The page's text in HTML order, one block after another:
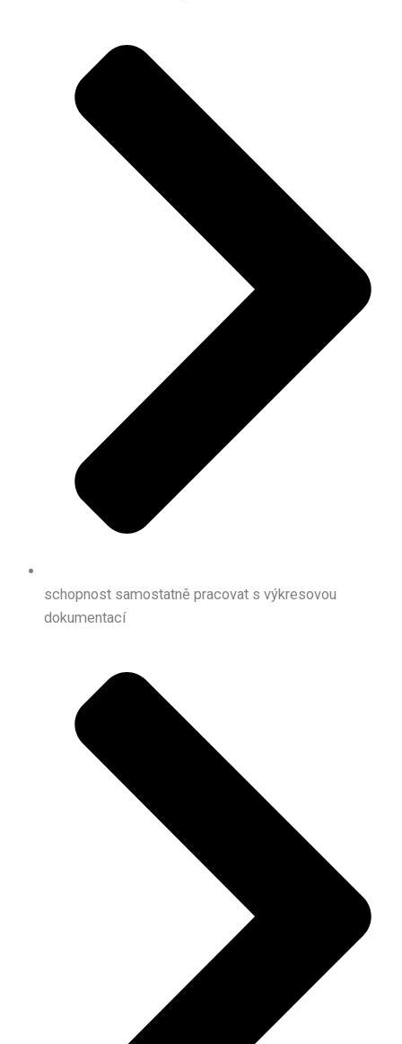
schopnost samostatně pracovat s výkresovou
dokumentací